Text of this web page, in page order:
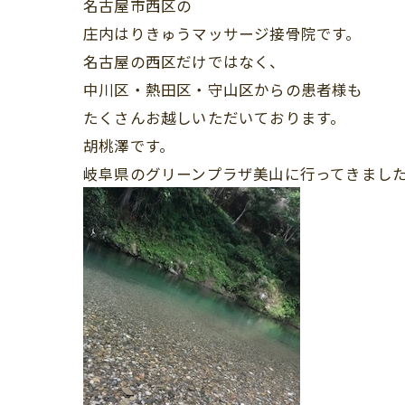
名古屋市西区の
庄内はりきゅうマッサージ接骨院です。
名古屋の西区だけではなく、
中川区・熱田区・守山区からの患者様も
たくさんお越しいただいております。
胡桃澤です。
岐阜県のグリーンプラザ美山に行ってきまし